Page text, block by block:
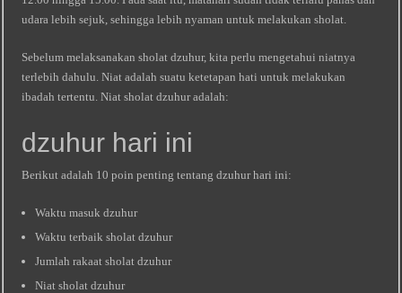
udara lebih sejuk, sehingga lebih nyaman untuk melakukan sholat.
Sebelum melaksanakan sholat dzuhur, kita perlu mengetahui niatnya
terlebih dahulu. Niat adalah suatu ketetapan hati untuk melakukan
ibadah tertentu. Niat sholat dzuhur adalah:
dzuhur hari ini
Berikut adalah 10 poin penting tentang dzuhur hari ini:
Waktu masuk dzuhur
Waktu terbaik sholat dzuhur
Jumlah rakaat sholat dzuhur
Niat sholat dzuhur